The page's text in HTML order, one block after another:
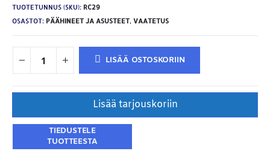
TUOTETUNNUS (SKU): RC29
OSASTOT: PÄÄHINEET JA ASUSTEET, VAATETUS
LISÄÄ OSTOSKORIIN
Lisää tarjouskoriin